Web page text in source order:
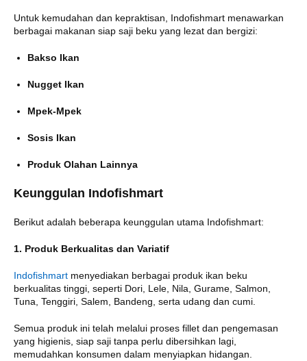
Untuk kemudahan dan kepraktisan, Indofishmart menawarkan
berbagai makanan siap saji beku yang lezat dan bergizi:
Bakso Ikan
Nugget Ikan
Mpek-Mpek
Sosis Ikan
Produk Olahan Lainnya
Keunggulan Indofishmart
Berikut adalah beberapa keunggulan utama Indofishmart:
1. Produk Berkualitas dan Variatif
Indofishmart menyediakan berbagai produk ikan beku
berkualitas tinggi, seperti Dori, Lele, Nila, Gurame, Salmon,
Tuna, Tenggiri, Salem, Bandeng, serta udang dan cumi.
Semua produk ini telah melalui proses fillet dan pengemasan
yang higienis, siap saji tanpa perlu dibersihkan lagi,
memudahkan konsumen dalam menyiapkan hidangan.